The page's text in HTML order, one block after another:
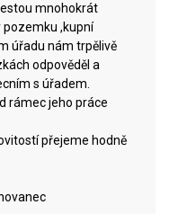
mnohokrát
pozemku ,kupní
úřadu nám trpělivě
odpověděl a
s úřadem.
rámec jeho práce
přejeme hodně